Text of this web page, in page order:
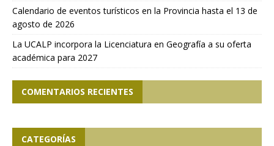
Calendario de eventos turísticos en la Provincia hasta el 13 de
agosto de 2026
La UCALP incorpora la Licenciatura en Geografía a su oferta
académica para 2027
COMENTARIOS RECIENTES
CATEGORÍAS